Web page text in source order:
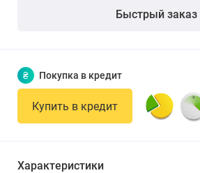
Быстрый заказ
₴ Покупка в кредит
Купить в кредит
Характеристики